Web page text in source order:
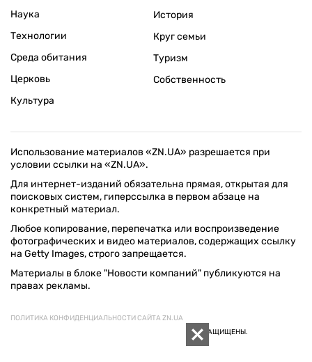
Наука
Технологии
Среда обитания
Церковь
Культура
История
Круг семьи
Туризм
Собственность
Использование материалов «ZN.UA» разрешается при
условии ссылки на «ZN.UA».
Для интернет-изданий обязательна прямая, открытая для
поисковых систем, гиперссылка в первом абзаце на
конкретный материал.
Любое копирование, перепечатка или воспроизведение
фотографических и видео материалов, содержащих ссылку
на Getty Images, строго запрещается.
Материалы в блоке "Новости компаний" публикуются на
правах рекламы.
ПОЛИТИКА КОНФИДЕНЦИАЛЬНОСТИ САЙТА ZN.UA
© 1994–2026 «ЗЕРКАЛО НЕДЕЛИ. УКРАИНА». ВСЕ ПРАВА ЗАЩИЩЕНЫ.